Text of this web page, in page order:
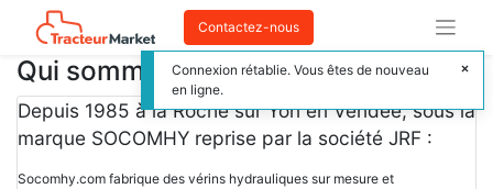
Contactez-nous
Qui sommes nous ?
Depuis 1985 à la Roche sur Yon en Vendée, sous la
marque SOCOMHY reprise par la société JRF :
Socomhy.com fabrique des vérins hydrauliques sur mesure et
Connexion rétablie. Vous êtes de nouveau
en ligne.